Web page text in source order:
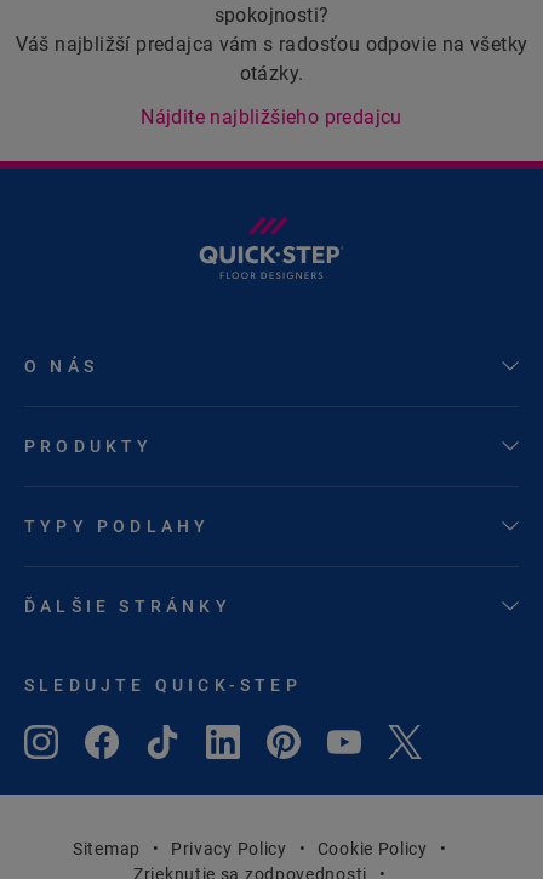
spokojnosti?
Váš najbližší predajca vám s radosťou odpovie na všetky
otázky.
Nájdite najbližšieho predajcu
O NÁS
PRODUKTY
TYPY PODLAHY
ĎALŠIE STRÁNKY
SLEDUJTE QUICK-STEP
Sitemap Privacy Policy
Cookie Policy
Zrieknutie sa zodpovednosti